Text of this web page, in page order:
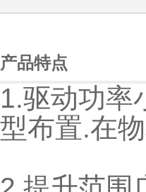
产品特点
1.驱动功率
型布置.在